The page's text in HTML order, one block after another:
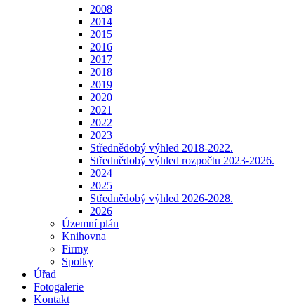
2008
2014
2015
2016
2017
2018
2019
2020
2021
2022
2023
Střednědobý výhled 2018-2022.
Střednědobý výhled rozpočtu 2023-2026.
2024
2025
Střednědobý výhled 2026-2028.
2026
Územní plán
Knihovna
Firmy
Spolky
Úřad
Fotogalerie
Kontakt